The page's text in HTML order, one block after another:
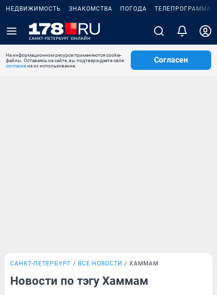
НЕДВИЖИМОСТЬ ЗНАКОМСТВА ПОГОДА ТЕЛЕПРОГРАММА
На информационном ресурсе применяются cookie-
файлы. Оставаясь на сайте, вы подтверждаете свое
согласиена их использование.
Согласен
САНКТ-ПЕТЕРБУРГ ВСЕ НОВОСТИ ХАММАМ
Новости по тэгу Хаммам